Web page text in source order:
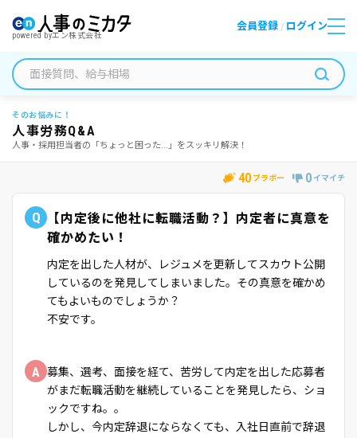
powered byエン株式会社
会員登録 / ログイン
そのお悩みに！
人事労務Q&A
人事・採用担当者の「ちょっと困った...」をスッキリ解決！
40 ブラボー 0 イマイチ
Q
【内定後に他社に転職活動？】内定者に真意を
確かめたい！
内定を出した人材が、レジュメを更新してスカウト公開
しているのを発見してしまいました。その真意を確かめ
てもよいものでしょうか？
不安です。
A
募集、選考、面接を経て、苦労して内定を出した応募者
がまだ転職活動を継続していることを発見したら、ショ
ックですね。。
しかし、今内定辞退にならなくても、入社日直前で辞退